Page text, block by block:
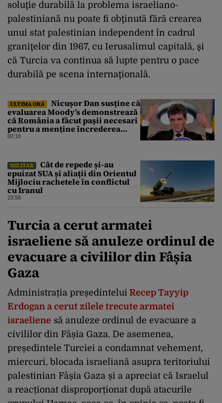
soluţie durabilă la problema israeliano-
palestiniană nu poate fi obţinută fără crearea
unui stat palestinian independent în cadrul
graniţelor din 1967, cu Ierusalimul capitală, şi
că Turcia va continua să lupte pentru o pace
durabilă pe scena internaţională.
ULTIMA ORĂ
Nicușor Dan susține că
evaluarea Moody’s demonstrează
că România a făcut pașii necesari
pentru a menține încrederea
investitorilor: „Totuși,
00:18
MILITAR
Cât de repede și-au
epuizat SUA și aliații din Orientul
Mijlociu rachetele în conflictul
cu Iranul
23:58
Turcia a cerut armatei
israeliene să anuleze ordinul de
evacuare a civililor din Fâșia
Gaza
Administrația președintelui Recep Tayyip
Erdogan a cerut zilele trecute armatei
israeliene să anuleze ordinul de evacuare a
civililor din Fâșia Gaza. De asemenea,
președintele Turciei a condamnat vehement,
miercuri, blocada israeliană asupra teritoriului
palestinian Fâșia Gaza și a apreciat că Israelul
a reacționat disproporționat după atacurile